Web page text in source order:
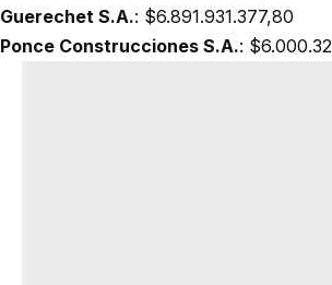
Guerechet S.A.: $6.891.931.377,80
Ponce Construcciones S.A.: